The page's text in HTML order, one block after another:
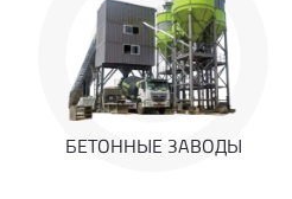
БЕТОННЫЕ ЗАВОДЫ